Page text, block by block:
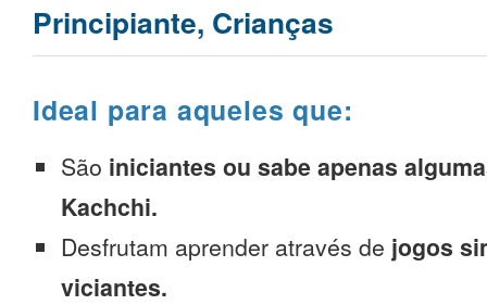
Principiante, Crianças
Ideal para aqueles que:
São iniciantes ou sabe apenas
Kachchi.
Desfrutam aprender através de jogos
viciantes.